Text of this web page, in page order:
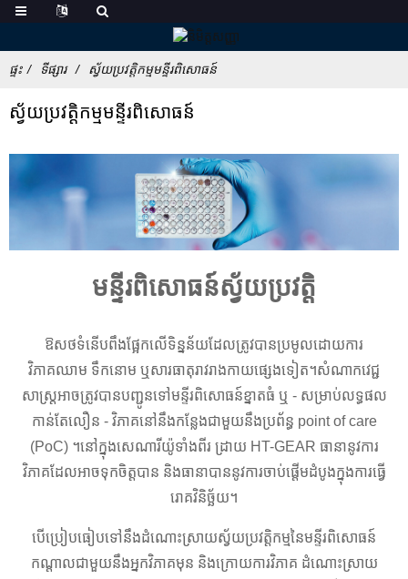
ផ្ទះ ទីផ្សារ ស្វ័យប្រវត្តិកម្មមន្ទីរពិសោធន៍
ស្វ័យប្រវត្តិកម្មមន្ទីរពិសោធន៍
មន្ទីរពិសោធន៍ស្វ័យប្រវត្តិ
ឱសថទំនើបពឹងផ្អែកលើទិន្នន័យដែលត្រូវបានប្រមូលដោយការ
វិភាគឈាម ទឹកនោម ឬសារធាតុរាវរាងកាយផ្សេងទៀត។សំណាកវេជ្ជ
សាស្រ្តអាចត្រូវបានបញ្ជូនទៅមន្ទីរពិសោធន៍ខ្នាតធំ ឬ - សម្រាប់លទ្ធផល
កាន់តែលឿន - វិភាគនៅនឹងកន្លែងជាមួយនឹងប្រព័ន្ធ point of care
(PoC) ។នៅក្នុងសេណារីយ៉ូទាំងពីរ ដ្រាយ HT-GEAR ធានានូវការ
វិភាគដែលអាចទុកចិត្តបាន និងធានាបាននូវការចាប់ផ្តើមដំបូងក្នុងការធ្វើ
រោគវិនិច្ឆ័យ។
បើប្រៀបធៀបទៅនឹងដំណោះស្រាយស្វ័យប្រវត្តិកម្មនៃមន្ទីរពិសោធន៍
កណ្តាលជាមួយនឹងអ្នកវិភាគមុន និងក្រោយការវិភាគ ដំណោះស្រាយ